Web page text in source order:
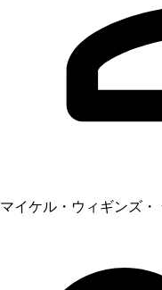
マイケル・ウィギンズ・